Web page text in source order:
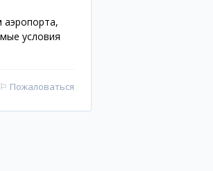
аэропорта,
условия
⚐ Пожаловаться